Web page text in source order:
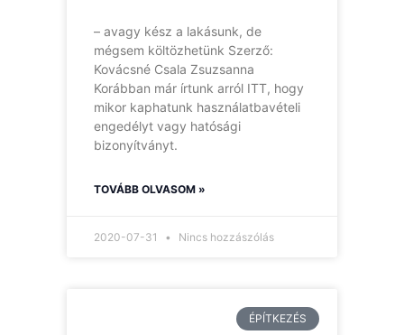
– avagy kész a lakásunk, de
mégsem költözhetünk Szerző:
Kovácsné Csala Zsuzsanna
Korábban már írtunk arról ITT, hogy
mikor kaphatunk használatbavételi
engedélyt vagy hatósági
bizonyítványt.
TOVÁBB OLVASOM »
2020-07-31 Nincs hozzászólás
ÉPÍTKEZÉS